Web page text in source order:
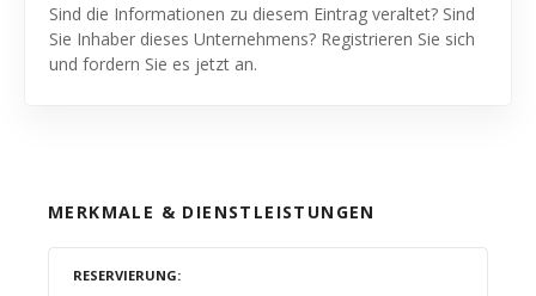
Sind die Informationen zu diesem Eintrag veraltet? Sind
Sie Inhaber dieses Unternehmens? Registrieren Sie sich
und fordern Sie es jetzt an.
MERKMALE & DIENSTLEISTUNGEN
RESERVIERUNG